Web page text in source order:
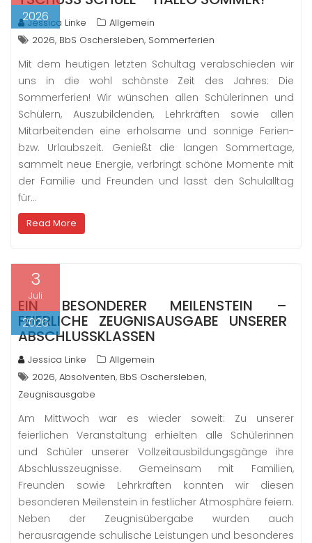
2026
Jessica Linke
Allgemein
2026, BbS Oschersleben, Sommerferien
Mit dem heutigen letzten Schultag verabschieden wir
uns in die wohl schönste Zeit des Jahres: Die
Sommerferien! Wir wünschen allen Schülerinnen und
Schülern, Auszubildenden, Lehrkräften sowie allen
Mitarbeitenden eine erholsame und sonnige Ferien-
bzw. Urlaubszeit. Genießt die langen Sommertage,
sammelt neue Energie, verbringt schöne Momente mit
der Familie und Freunden und lasst den Schulalltag
für…
Read More
3
Juli
2026
EIN BESONDERER MEILENSTEIN –
FEIERLICHE ZEUGNISAUSGABE UNSERER
ABSCHLUSSKLASSEN
Jessica Linke
Allgemein
2026, Absolventen, BbS Oschersleben,
Zeugnisausgabe
Am Mittwoch war es wieder soweit: Zu unserer
feierlichen Veranstaltung erhielten alle Schülerinnen
und Schüler unserer Vollzeitausbildungsgänge ihre
Abschlusszeugnisse. Gemeinsam mit Familien,
Freunden sowie Lehrkräften konnten wir diesen
besonderen Meilenstein in festlicher Atmosphäre feiern.
Neben der Zeugnisübergabe wurden auch
herausragende schulische Leistungen und besonderes